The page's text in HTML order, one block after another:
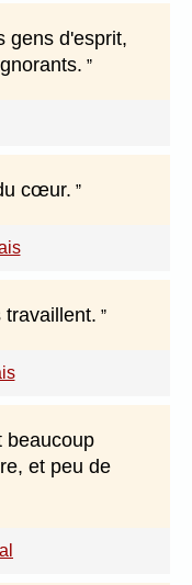
gens d'esprit,
cœur.
travaillent.
beaucoup
et peu de